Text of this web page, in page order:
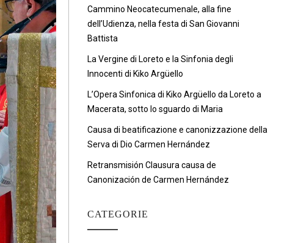
Cammino Neocatecumenale, alla fine
dell’Udienza, nella festa di San Giovanni
Battista
La Vergine di Loreto e la Sinfonia degli
Innocenti di Kiko Argüello
L’Opera Sinfonica di Kiko Argüello da Loreto a
Macerata, sotto lo sguardo di Maria
Causa di beatificazione e canonizzazione della
Serva di Dio Carmen Hernández
Retransmisión Clausura causa de
Canonización de Carmen Hernández
CATEGORIE